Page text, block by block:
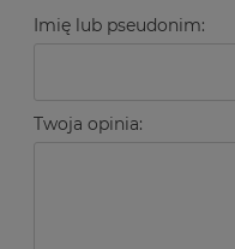
Imię lub pseudonim:
Twoja opinia: